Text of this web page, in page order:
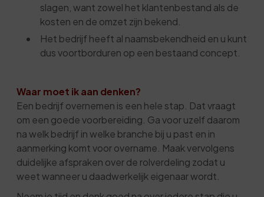
slagen, want zowel het klantenbestand als de
kosten en de omzet zijn bekend.
Het bedrijf heeft al naamsbekendheid en u kunt
dus voortborduren op een bestaand concept.
Waar moet ik aan denken?
Een bedrijf overnemen is een hele stap. Dat vraagt
om een goede voorbereiding. Ga voor uzelf daarom
na welk bedrijf in welke branche bij u past en in
aanmerking komt voor overname. Maak vervolgens
duidelijke afspraken over de rolverdeling zodat u
weet wanneer u daadwerkelijk eigenaar wordt.